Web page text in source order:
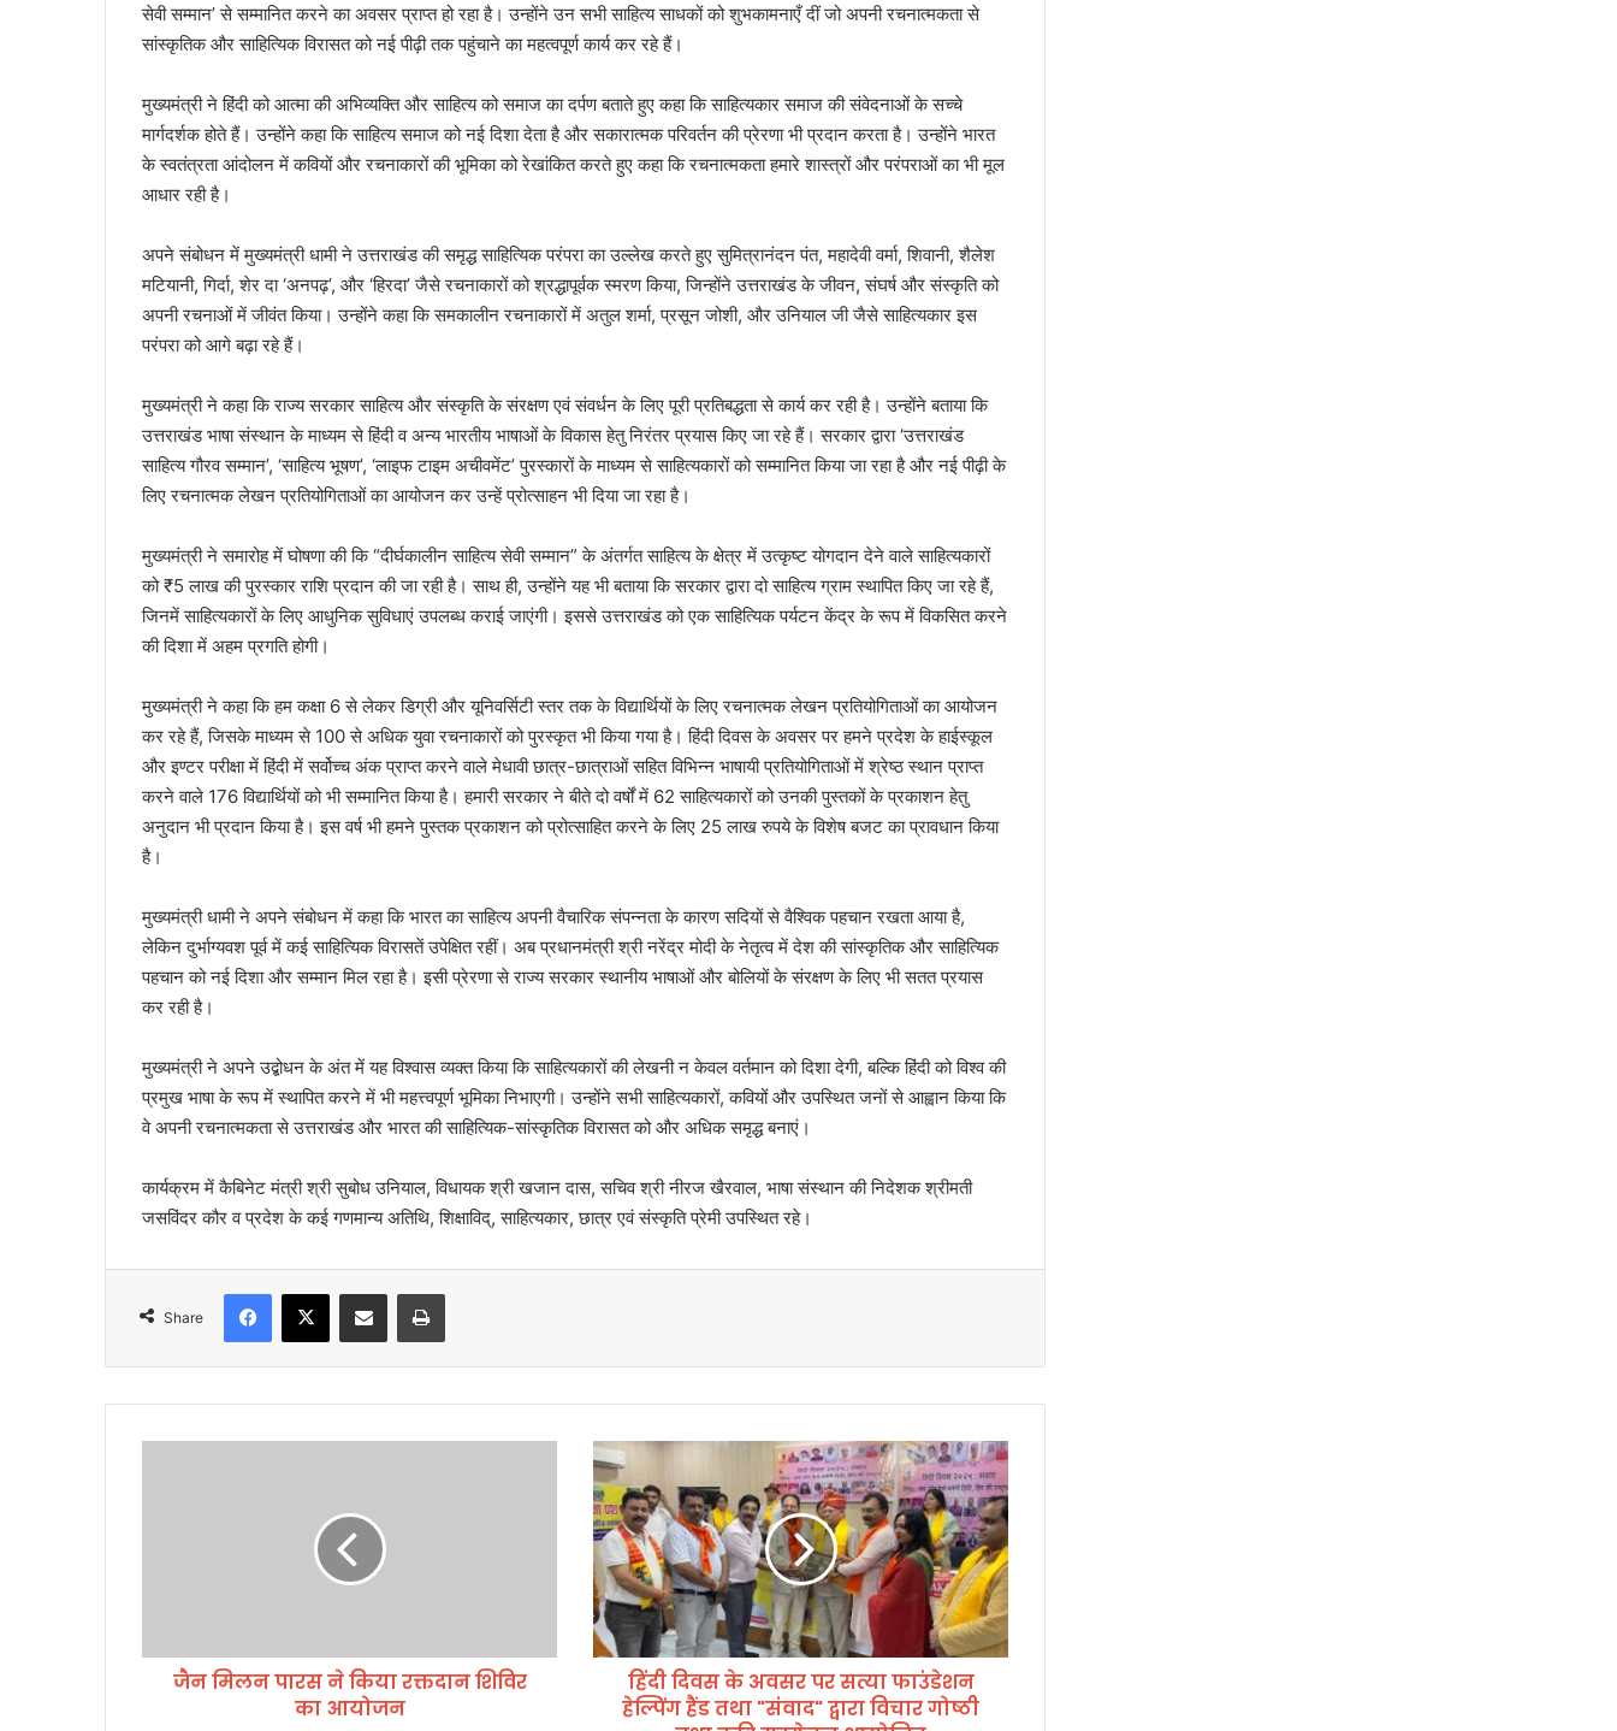
सेवी सम्मान’ से सम्मानित करने का अवसर प्राप्त हो रहा है। उन्होंने उन सभी साहित्य साधकों को शुभकामनाएँ दीं जो अपनी रचनात्मकता से
सांस्कृतिक और साहित्यिक विरासत को नई पीढ़ी तक पहुंचाने का महत्वपूर्ण कार्य कर रहे हैं।
मुख्यमंत्री ने हिंदी को आत्मा की अभिव्यक्ति और साहित्य को समाज का दर्पण बताते हुए कहा कि साहित्यकार समाज की संवेदनाओं के सच्चे
मार्गदर्शक होते हैं। उन्होंने कहा कि साहित्य समाज को नई दिशा देता है और सकारात्मक परिवर्तन की प्रेरणा भी प्रदान करता है। उन्होंने भारत
के स्वतंत्रता आंदोलन में कवियों और रचनाकारों की भूमिका को रेखांकित करते हुए कहा कि रचनात्मकता हमारे शास्त्रों और परंपराओं का भी मूल
आधार रही है।
अपने संबोधन में मुख्यमंत्री धामी ने उत्तराखंड की समृद्ध साहित्यिक परंपरा का उल्लेख करते हुए सुमित्रानंदन पंत, महादेवी वर्मा, शिवानी, शैलेश
मटियानी, गिर्दा, शेर दा ‘अनपढ़’, और ‘हिरदा’ जैसे रचनाकारों को श्रद्धापूर्वक स्मरण किया, जिन्होंने उत्तराखंड के जीवन, संघर्ष और संस्कृति को
अपनी रचनाओं में जीवंत किया। उन्होंने कहा कि समकालीन रचनाकारों में अतुल शर्मा, प्रसून जोशी, और उनियाल जी जैसे साहित्यकार इस
परंपरा को आगे बढ़ा रहे हैं।
मुख्यमंत्री ने कहा कि राज्य सरकार साहित्य और संस्कृति के संरक्षण एवं संवर्धन के लिए पूरी प्रतिबद्धता से कार्य कर रही है। उन्होंने बताया कि
उत्तराखंड भाषा संस्थान के माध्यम से हिंदी व अन्य भारतीय भाषाओं के विकास हेतु निरंतर प्रयास किए जा रहे हैं। सरकार द्वारा ‘उत्तराखंड
साहित्य गौरव सम्मान’, ‘साहित्य भूषण’, ‘लाइफ टाइम अचीवमेंट’ पुरस्कारों के माध्यम से साहित्यकारों को सम्मानित किया जा रहा है और नई पीढ़ी के
लिए रचनात्मक लेखन प्रतियोगिताओं का आयोजन कर उन्हें प्रोत्साहन भी दिया जा रहा है।
मुख्यमंत्री ने समारोह में घोषणा की कि “दीर्घकालीन साहित्य सेवी सम्मान” के अंतर्गत साहित्य के क्षेत्र में उत्कृष्ट योगदान देने वाले साहित्यकारों
को ₹5 लाख की पुरस्कार राशि प्रदान की जा रही है। साथ ही, उन्होंने यह भी बताया कि सरकार द्वारा दो साहित्य ग्राम स्थापित किए जा रहे हैं,
जिनमें साहित्यकारों के लिए आधुनिक सुविधाएं उपलब्ध कराई जाएंगी। इससे उत्तराखंड को एक साहित्यिक पर्यटन केंद्र के रूप में विकसित करने
की दिशा में अहम प्रगति होगी।
मुख्यमंत्री ने कहा कि हम कक्षा 6 से लेकर डिग्री और यूनिवर्सिटी स्तर तक के विद्यार्थियों के लिए रचनात्मक लेखन प्रतियोगिताओं का आयोजन
कर रहे हैं, जिसके माध्यम से 100 से अधिक युवा रचनाकारों को पुरस्कृत भी किया गया है। हिंदी दिवस के अवसर पर हमने प्रदेश के हाईस्कूल
और इण्टर परीक्षा में हिंदी में सर्वोच्च अंक प्राप्त करने वाले मेधावी छात्र-छात्राओं सहित विभिन्न भाषायी प्रतियोगिताओं में श्रेष्ठ स्थान प्राप्त
करने वाले 176 विद्यार्थियों को भी सम्मानित किया है। हमारी सरकार ने बीते दो वर्षों में 62 साहित्यकारों को उनकी पुस्तकों के प्रकाशन हेतु
अनुदान भी प्रदान किया है। इस वर्ष भी हमने पुस्तक प्रकाशन को प्रोत्साहित करने के लिए 25 लाख रुपये के विशेष बजट का प्रावधान किया
है।
मुख्यमंत्री धामी ने अपने संबोधन में कहा कि भारत का साहित्य अपनी वैचारिक संपन्नता के कारण सदियों से वैश्विक पहचान रखता आया है,
लेकिन दुर्भाग्यवश पूर्व में कई साहित्यिक विरासतें उपेक्षित रहीं। अब प्रधानमंत्री श्री नरेंद्र मोदी के नेतृत्व में देश की सांस्कृतिक और साहित्यिक
पहचान को नई दिशा और सम्मान मिल रहा है। इसी प्रेरणा से राज्य सरकार स्थानीय भाषाओं और बोलियों के संरक्षण के लिए भी सतत प्रयास
कर रही है।
मुख्यमंत्री ने अपने उद्बोधन के अंत में यह विश्वास व्यक्त किया कि साहित्यकारों की लेखनी न केवल वर्तमान को दिशा देगी, बल्कि हिंदी को विश्व की
प्रमुख भाषा के रूप में स्थापित करने में भी महत्त्वपूर्ण भूमिका निभाएगी। उन्होंने सभी साहित्यकारों, कवियों और उपस्थित जनों से आह्वान किया कि
वे अपनी रचनात्मकता से उत्तराखंड और भारत की साहित्यिक-सांस्कृतिक विरासत को और अधिक समृद्ध बनाएं।
कार्यक्रम में कैबिनेट मंत्री श्री सुबोध उनियाल, विधायक श्री खजान दास, सचिव श्री नीरज खैरवाल, भाषा संस्थान की निदेशक श्रीमती
जसविंदर कौर व प्रदेश के कई गणमान्य अतिथि, शिक्षाविद्, साहित्यकार, छात्र एवं संस्कृति प्रेमी उपस्थित रहे।
Share
ने
जैन मिलन पारस ने किया रक्तदान शिविर
का आयोजन
हिं
दी
दि
व
के
अ
व
स
हिंदी दिवस के अवसर पर सत्या फाउंडेशन
हेल्पिंग हैंड तथा "संवाद" द्वारा विचार गोष्ठी